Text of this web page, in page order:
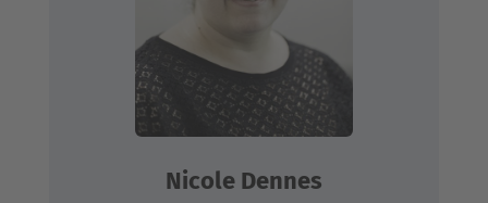
Nicole Dennes